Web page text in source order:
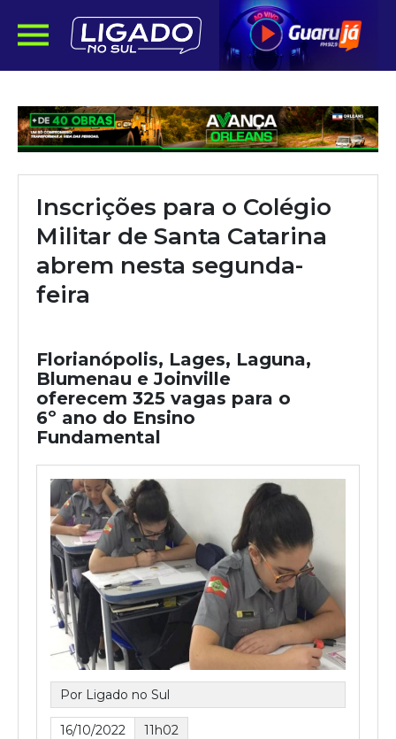
Inscrições para o Colégio
Militar de Santa Catarina
abrem nesta segunda-
feira
Florianópolis, Lages, Laguna,
Blumenau e Joinville
oferecem 325 vagas para o
6º ano do Ensino
Fundamental
Por Ligado no Sul
16/10/2022
11h02